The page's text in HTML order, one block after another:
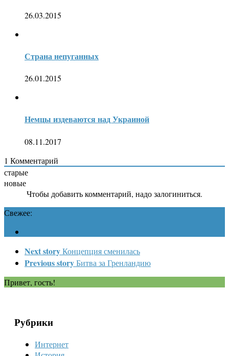
26.03.2015
Страна непуганных
26.01.2015
Немцы издеваются над Украиной
08.11.2017
1 Комментарий
старые
новые
Чтобы добавить комментарий, надо залогиниться.
Свежее:
Next storyКонцепция сменилась
Previous storyБитва за Гренландию
Привет, гость!
Рубрики
Интернет